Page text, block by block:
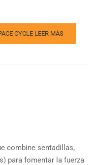
CYCLE LEER MÁS
combine sentadillas,
para fomentar la fuerza